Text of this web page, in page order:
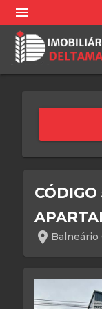
menu
CÓDIGO
location_on Balneário